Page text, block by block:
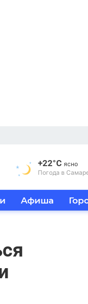
+22°C ясно
Погода в
Афиша